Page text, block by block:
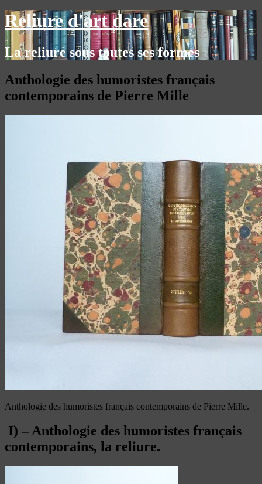
Reliure d'art dare
La reliure sous toutes ses formes
Anthologie des humoristes français
contemporains de Pierre Mille
Anthologie des humoristes français contemporains de Pierre Mille.
I) – Anthologie des humoristes français
contemporains, la reliure.